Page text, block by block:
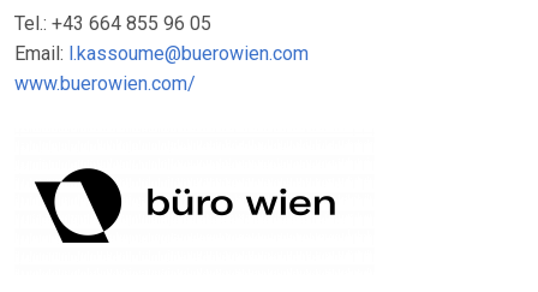
Tel.: +43 664 855 96 05
Email: l.kassoume@buerowien.com
www.buerowien.com/